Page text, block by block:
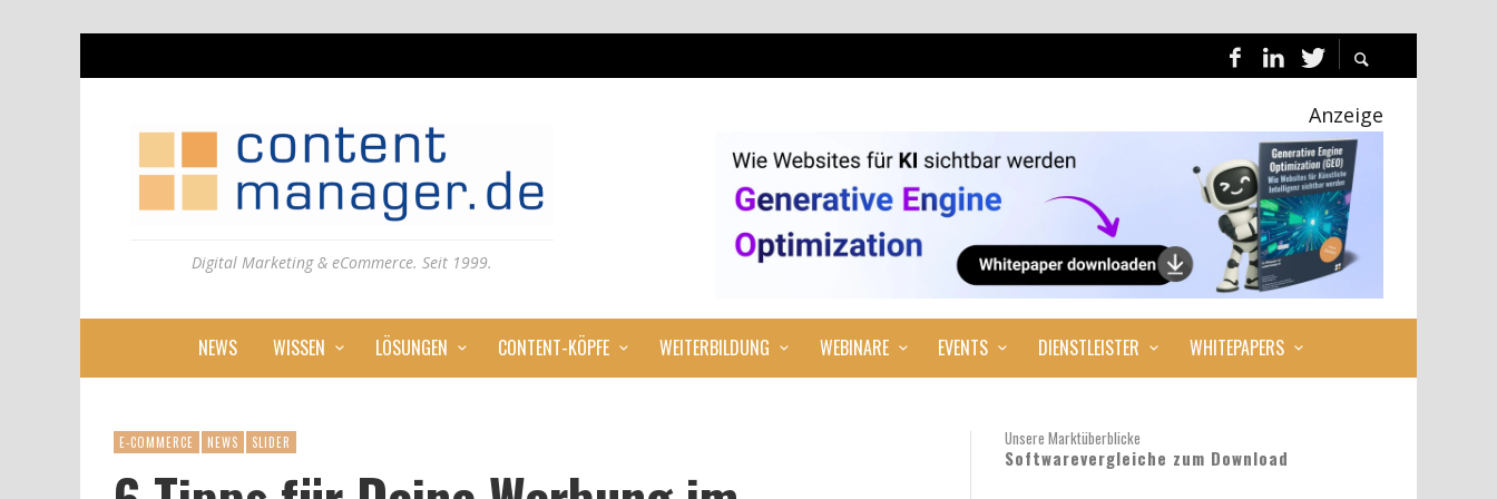
Digital Marketing & eCommerce. Seit 1999.
Anzeige
NEWS WISSEN LÖSUNGEN CONTENT-KÖPFE WEITERBILDUNG WEBINARE EVENTS DIENSTLEISTER WHITEPAPERS
E-COMMERCE NEWS SLIDER Unsere Marktüberblicke
Softwarevergleiche zum Download